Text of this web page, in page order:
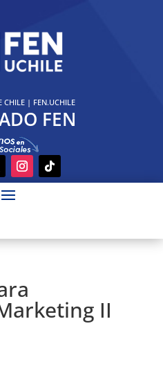
CHILE| FEN.UCHILE
FEN
II